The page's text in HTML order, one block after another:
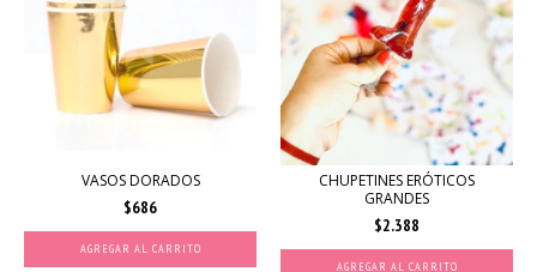
VASOS DORADOS
$686
AGREGAR AL CARRITO
CHUPETINES ERÓTICOS
GRANDES
$2.388
AGREGAR AL CARRITO